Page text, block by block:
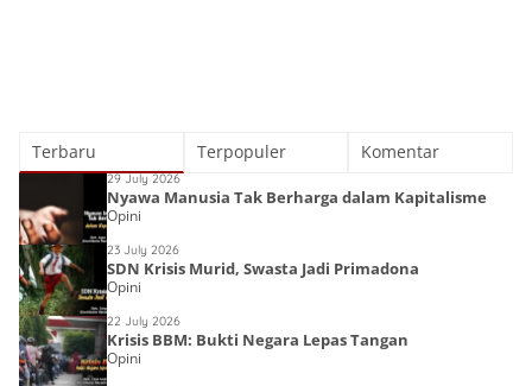
Terbaru Terpopuler Komentar
29 July 2026
Nyawa Manusia Tak Berharga dalam Kapitalisme
Opini
23 July 2026
SDN Krisis Murid, Swasta Jadi Primadona
Opini
22 July 2026
Krisis BBM: Bukti Negara Lepas Tangan
Opini